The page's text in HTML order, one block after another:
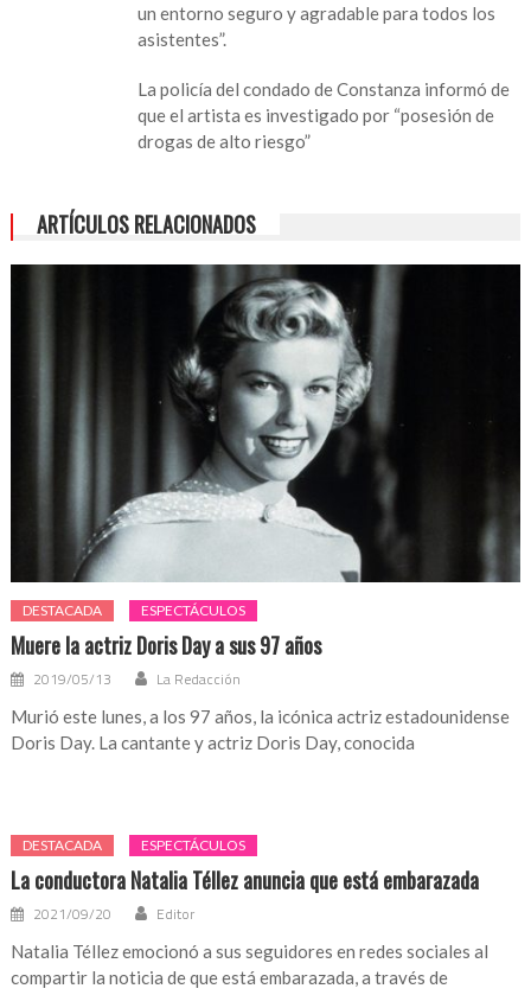
un entorno seguro y agradable para todos los
asistentes”.
La policía del condado de Constanza informó de
que el artista es investigado por “posesión de
drogas de alto riesgo”
ARTÍCULOS RELACIONADOS
DESTACADA ESPECTÁCULOS
Muere la actriz Doris Day a sus 97 años
2019/05/13 La Redacción
Murió este lunes, a los 97 años, la icónica actriz estadounidense
Doris Day. La cantante y actriz Doris Day, conocida
DESTACADA ESPECTÁCULOS
La conductora Natalia Téllez anuncia que está embarazada
2021/09/20 Editor
Natalia Téllez emocionó a sus seguidores en redes sociales al
compartir la noticia de que está embarazada, a través de